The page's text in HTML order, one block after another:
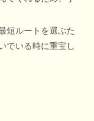
短ルートを選ぶた
でいる時に重宝し